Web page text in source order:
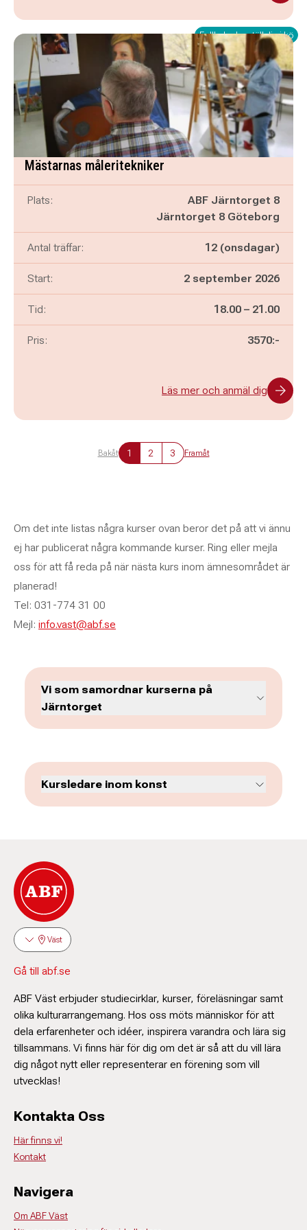
Fullbokad – ställ dig i kö
Mästarnas måleritekniker
Plats:
ABF Järntorget 8
Järntorget 8 Göteborg
Antal träffar: 12 (onsdagar)
Start: 2 september 2026
Tid: Pågår mellan
18.00 – och
21.00
Pris: 3570:-
Läs mer och anmäl dig
Bakåt 1 2 3 Framåt
Om det inte listas några kurser ovan beror det på att vi ännu
ej har publicerat några kommande kurser. Ring eller mejla
oss för att få reda på när nästa kurs inom ämnesområdet är
planerad!
Tel: 031-774 31 00
Mejl: info.vast@abf.se
Vi som samordnar kurserna på
Järntorget
Åsa Greaker
Enhetsledare
asa.greaker@abf.se
Kursledare inom konst
Alexandra Walsh
Väst
Gå till abf.se
ABF Väst erbjuder studiecirklar, kurser, föreläsningar samt
olika kulturarrangemang. Hos oss möts människor för att
dela erfarenheter och idéer, inspirera varandra och lära sig
tillsammans. Vi finns här för dig om det är så att du vill lära
dig något nytt eller representerar en förening som vill
utvecklas!
Kontakta Oss
Här finns vi!
Kontakt
Navigera
Om ABF Väst